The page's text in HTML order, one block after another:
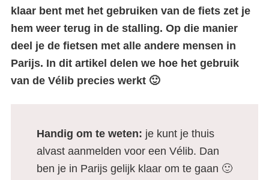
klaar bent met het gebruiken van de fiets zet je
hem weer terug in de stalling. Op die manier
deel je de fietsen met alle andere mensen in
Parijs. In dit artikel delen we hoe het gebruik
van de Vélib precies werkt 🙂
Handig om te weten: je kunt je thuis
alvast aanmelden voor een Vélib. Dan
ben je in Parijs gelijk klaar om te gaan 🙂